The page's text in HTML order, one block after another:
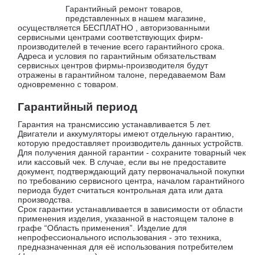
Гарантийный ремонт товаров,
представленных в нашем магазине,
осуществляется БЕСПЛАТНО , авторизованными
сервисными центрами соответствующих фирм-
производителей в течение всего гарантийного срока.
Адреса и условия по гарантийным обязательствам
сервисных центров фирмы-производителя будут
отражены в гарантийном талоне, передаваемом Вам
одновременно с товаром.
Гарантийный период
Гарантия на трансмиссию устанавливается 5 лет.
Двигатели и аккумуляторы имеют отдельную гарантию,
которую предоставляет производитель данных устройств.
Для получения данной гарантии - сохраните товарный чек
или кассовый чек. В случае, если вы не предоставите
документ, подтверждающий дату первоначальной покупки
по требованию сервисного центра, началом гарантийного
периода будет считаться контрольная дата или дата
производства.
Срок гарантии устанавливается в зависимости от области
применения изделия, указанной в настоящем талоне в
графе “Область применения”. Изделие для
непрофессионального использования - это техника,
предназначенная для её использования потребителем